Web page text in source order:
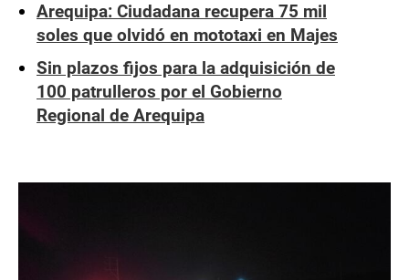
Arequipa: Ciudadana recupera 75 mil
soles que olvidó en mototaxi en Majes
Sin plazos fijos para la adquisición de
100 patrulleros por el Gobierno
Regional de Arequipa